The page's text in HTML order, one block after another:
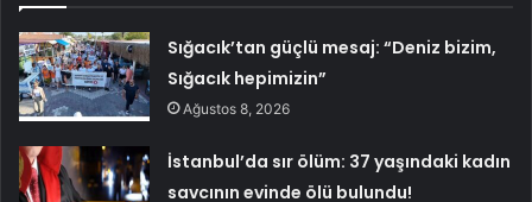
Sığacık’tan güçlü mesaj: “Deniz bizim,
Sığacık hepimizin”
Ağustos 8, 2026
İstanbul’da sır ölüm: 37 yaşındaki kadın
savcının evinde ölü bulundu!